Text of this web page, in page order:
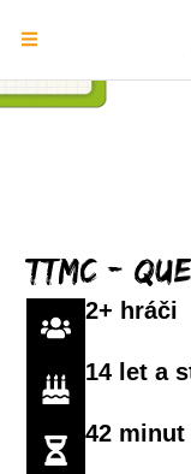
TTMC -
2+ hráči
14 let a
42 minut